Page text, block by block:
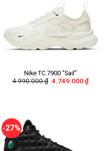
Nike TC 7900 “Sail”
4.990.000₫ 4.749.000₫
-27%